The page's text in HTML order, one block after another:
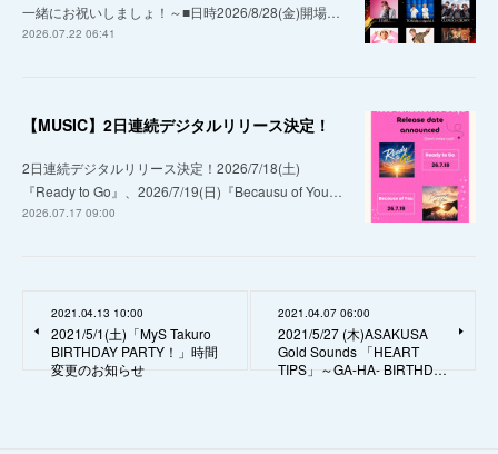
一緒にお祝いしましょ！～■日時2026/8/28(金)開場…
2026.07.22 06:41
【MUSIC】2日連続デジタルリリース決定！
2日連続デジタルリリース決定！2026/7/18(土)
『Ready to Go』、2026/7/19(日)『Becausu of You…
2026.07.17 09:00
2021.04.13 10:00
2021/5/1(土)「MyS Takuro
BIRTHDAY PARTY！」時間
変更のお知らせ
2021.04.07 06:00
2021/5/27 (木)ASAKUSA
Gold Sounds 「HEART
TIPS」～GA-HA- BIRTHD…